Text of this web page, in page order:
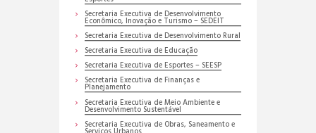
Secretaria Executiva de Desenvolvimento
Econômico, Inovação e Turismo – SEDEIT
Secretaria Executiva de Desenvolvimento Rural
Secretaria Executiva de Educação
Secretaria Executiva de Esportes – SEESP
Secretaria Executiva de Finanças e
Planejamento
Secretaria Executiva de Meio Ambiente e
Desenvolvimento Sustentável
Secretaria Executiva de Obras, Saneamento e